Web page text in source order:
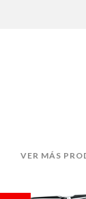
VER MÁS